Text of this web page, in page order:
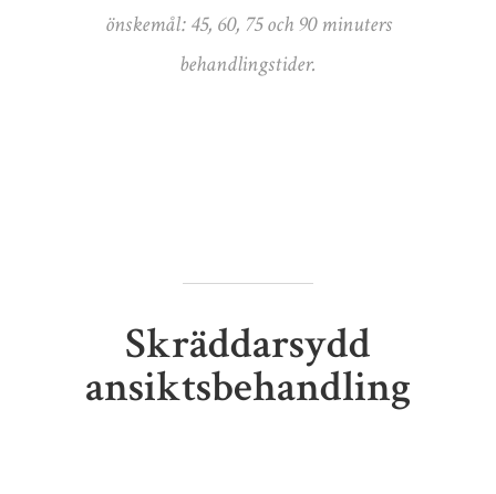
önskemål: 45, 60, 75 och 90 minuters
behandlingstider.
Skräddarsydd
ansiktsbehandling